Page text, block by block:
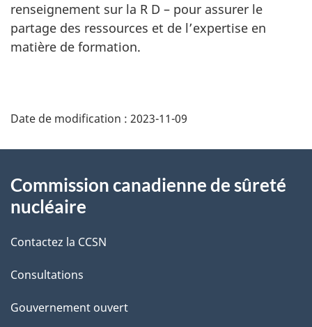
renseignement sur la R D – pour assurer le
partage des ressources et de l’expertise en
matière de formation.
é
a
i
l
s
d
Date de modification : 2023-11-09
propos
de
ce
site
Commission canadienne de sûreté
nucléaire
Contactez la CCSN
Consultations
Gouvernement ouvert